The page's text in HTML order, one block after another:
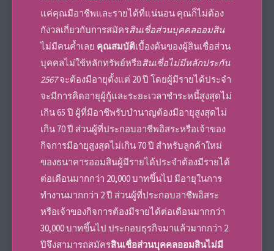
แค่คุณมีอาชีพและรายได้ที่แน่นอน คุณก็ไม่ต้อง
กังวลเกี่ยวกับการสมัครสินเชื่อส่วนบุคคลออมสิน
ไม่มีคนค้ำเลย คุณสมบัติเบื้องต้นของผู้สินเชื่อส่วน
บุคคลไม่ใช้หลักทรัพย์หรือสินเชื่อไม่มีหลักประกัน
2567จะต้องมีอายุตั้งแต่ 20 ปี โดยผู้มีรายได้ประจำ
จะมีการคิดอายุผู้กู้และระยะเวลาชำระหนี้สูงสุดไม่
เกิน 65 ปี ผู้ที่มีอาชีพรับบำนาญต้องมีอายุสูงสุดไม่
เกิน 70 ปี ส่วนผู้ที่ประกอบอาชีพอิสระหรือเจ้าของ
กิจการมีอายุสูงสุดไม่เกิน 70 ปี สำหรับลูกค้าใหม่
ของธนาคารออมสินผู้มีรายได้ประจำต้องมีรายได้
ต่อเดือนมากกว่า 20,000 บาทขึ้นไป มีอายุในการ
ทำงานมากกว่า 2 ปี ส่วนผู้ที่ประกอบอาชีพอิสระ
หรือเจ้าของกิจการต้องมีรายได้ต่อเดือนมากกว่า
30,000 บาทขึ้นไป ประกอบธุรกิจมาแล้วมากกว่า 2
ปีจึงสามารถสมัครสินเชื่อส่วนบุคคลออมสินไม่มี